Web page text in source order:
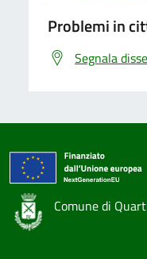
Problemi in
Segnala
Comune di